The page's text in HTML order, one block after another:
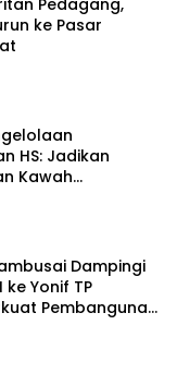
Pedagang,
ke Pasar
HS: Jadikan
Kawah
Dampingi
ke Yonif TP
Pembangunan